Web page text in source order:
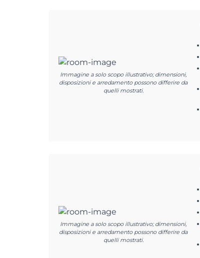
Immagine a solo scopo illustrativo; dimensioni,
disposizioni e arredamento possono differire da
quelli mostrati.
Immagine a solo scopo illustrativo; dimensioni,
disposizioni e arredamento possono differire da
quelli mostrati.